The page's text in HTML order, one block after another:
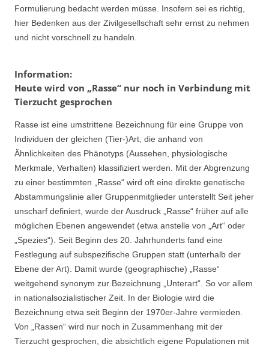
Formulierung bedacht werden müsse. Insofern sei es richtig,
hier Bedenken aus der Zivilgesellschaft sehr ernst zu nehmen
und nicht vorschnell zu handeln.
Information:
Heute wird von „Rasse“ nur noch in Verbindung mit
Tierzucht gesprochen
Rasse ist eine umstrittene Bezeichnung für eine Gruppe von
Individuen der gleichen (Tier-)Art, die anhand von
Ähnlichkeiten des Phänotyps (Aussehen, physiologische
Merkmale, Verhalten) klassifiziert werden. Mit der Abgrenzung
zu einer bestimmten „Rasse“ wird oft eine direkte genetische
Abstammungslinie aller Gruppenmitglieder unterstellt Seit jeher
unscharf definiert, wurde der Ausdruck „Rasse“ früher auf alle
möglichen Ebenen angewendet (etwa anstelle von „Art“ oder
„Spezies“). Seit Beginn des 20. Jahrhunderts fand eine
Festlegung auf subspezifische Gruppen statt (unterhalb der
Ebene der Art). Damit wurde (geographische) „Rasse“
weitgehend synonym zur Bezeichnung „Unterart“. So vor allem
in nationalsozialistischer Zeit. In der Biologie wird die
Bezeichnung etwa seit Beginn der 1970er-Jahre vermieden.
Von „Rassen“ wird nur noch in Zusammenhang mit der
Tierzucht gesprochen, die absichtlich eigene Populationen mit